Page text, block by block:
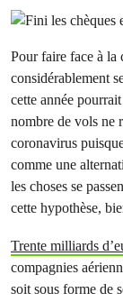
Pour faire face à la
considérablement
cette année
nombre de vols ne
coronavirus
comme une
les choses se
cette hypothèse,
Trente milliards
compagnies
soit sous forme de